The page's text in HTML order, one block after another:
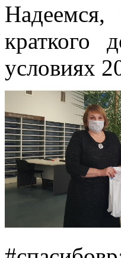
краткого
условиях